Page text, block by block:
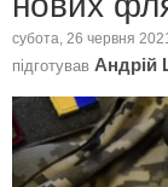
субота, 26 червня
підготував Андрій